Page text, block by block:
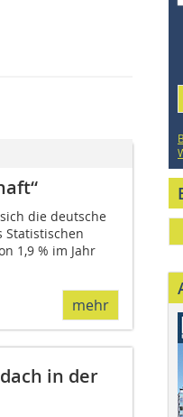
die deutsche
Statistischen
1,9 % im Jahr
mehr
in der